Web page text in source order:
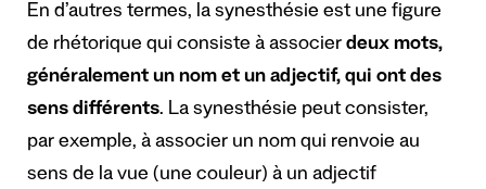
En d’autres termes, la synesthésie est une figure
de rhétorique qui consiste à associer deux mots,
généralement un nom et un adjectif, qui ont des
sens différents. La synesthésie peut consister,
par exemple, à associer un nom qui renvoie au
sens de la vue (une couleur) à un adjectif